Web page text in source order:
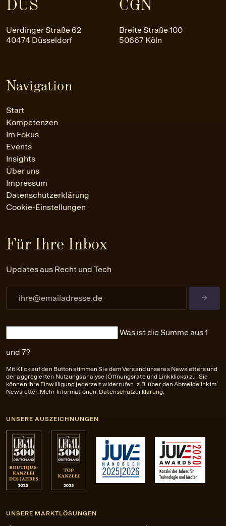
DUS
Uerdinger Straße 62
40474 Düsseldorf
CGN
Breite Straße 100
50667 Köln
Navigation
Start
Kompetenzen
Im Fokus
Events
Insights
Über uns
Impressum
Datenschutzerklärung
Cookie-Einstellungen
Für Ihre Inbox
Updates aus Recht und Tech
Was ist die Summe aus 1
und 7?
Mit Klick auf den Button stimmen Sie dem Versand unseres Newsletters und
der aggregierten Nutzungsanalyse (Öffnungsrate und Linkklicks) zu. Sie
können Ihre Einwilligung jederzeit widerrufen, z.B. über den Abmeldelink im
Newsletter. Mehr Informationen: Datenschutzerklärung
UNSERE AUSZEICHNUNGEN
UNSERE MARKTLÖSUNGEN